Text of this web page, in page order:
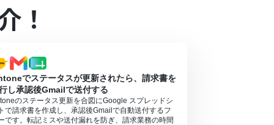
！
でステータスが更新されたら、請求書を
し承認後Gmailで送付する
のステータス更新を合図にGoogle スプレッドシ
で請求書を作成し、承認後Gmailで自動送付するフ
です。転記ミスや送付漏れを防ぎ、請求業務の時間